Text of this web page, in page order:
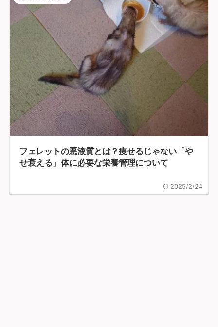
フェレットの悪液質とは？痩せるじゃない「や
せ衰える」体に必要な栄養管理について
2025/2/24